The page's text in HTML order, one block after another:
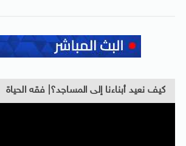
كيف نعيد أبناءنا إلى المساجد؟| فقه الحياة